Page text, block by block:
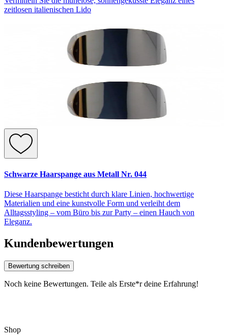
zeitlosen italienischen Lido
Schwarze Haarspange aus Metall Nr. 044
Diese Haarspange besticht durch klare Linien, hochwertige
Materialien und eine kunstvolle Form und verleiht dem
Alltagsstyling – vom Büro bis zur Party – einen Hauch von
Eleganz.
Kundenbewertungen
Bewertung schreiben
Noch keine Bewertungen. Teile als Erste*r deine Erfahrung!
Shop